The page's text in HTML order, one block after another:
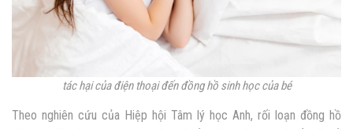
tác hại của điện thoại đến đồng hồ sinh học của bé
Theo nghiên cứu của Hiệp hội Tâm lý học Anh, rối loạn đồng hồ